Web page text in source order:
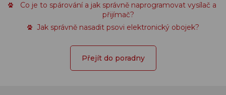
Co je to spárování a jak správně naprogramovat vysílač a
přijímač?
Jak správně nasadit psovi elektronický obojek?
Přejít do poradny